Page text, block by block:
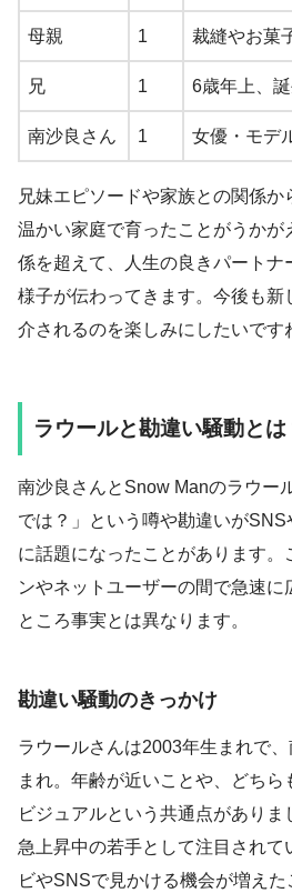
母親 1 裁縫やお菓
兄 1 6歳年上、
南沙良さん 1 女優・モデ
兄妹エピソードや家族との関係か
温かい家庭で育ったことがうかが
係を超えて、人生の良きパートナ
様子が伝わってきます。今後も新
介されるのを楽しみにしたいです
ラウールと勘違い騒動と
南沙良さんとSnow Manのラウー
では？」という噂や勘違いが
に話題になったことがあります。
ンやネットユーザーの間で急速
ところ事実とは異なります。
勘違い騒動のきっかけ
ラウールさんは2003年生まれで
まれ。年齢が近いことや、どちら
ビジュアルという共通点があり
急上昇中の若手として注目されて
ビやSNSで見かける機会が増え